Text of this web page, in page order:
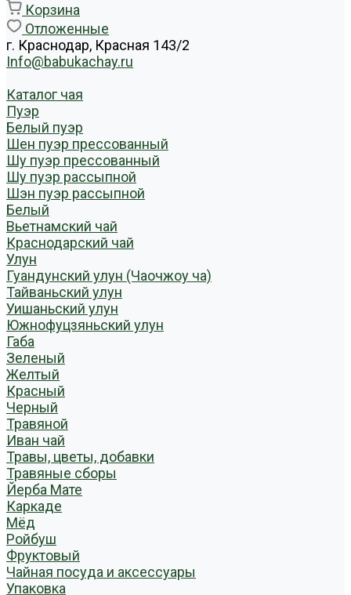
Корзина
Отложенные
г. Краснодар, Красная 143/2
Info@babukachay.ru
Каталог чая
Пуэр
Белый пуэр
Шен пуэр прессованный
Шу пуэр прессованный
Шу пуэр рассыпной
Шэн пуэр рассыпной
Белый
Вьетнамский чай
Краснодарский чай
Улун
Гуандунский улун (Чаочжоу ча)
Тайваньский улун
Уишаньский улун
Южнофуцзяньский улун
Габа
Зеленый
Желтый
Красный
Черный
Травяной
Иван чай
Травы, цветы, добавки
Травяные сборы
Йерба Мате
Каркаде
Мёд
Ройбуш
Фруктовый
Чайная посуда и аксессуары
Упаковка